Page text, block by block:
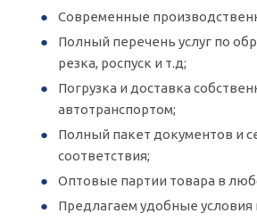
Современные
Полный перечень услуг по
резка, роспуск и т.д;
Погрузка и доставка
автотранспортом;
Полный пакет документов и
соответствия;
Оптовые партии товара в
Предлагаем удобные условия